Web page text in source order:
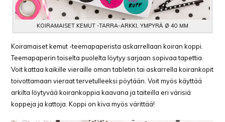
KOIRAMAISET KEMUT -TARRA-ARKKI, YMPYRÄ Ø 40 MM
Koiramaiset kemut -teemapaperista askarrellaan koiran koppi.
Teemapaperin toiselta puolelta löytyy sarjaan sopivaa tapettia.
Voit kattaa kaikille vieraille oman tabletin tai askarrella koirankopit
toivottamaan vieraat tervetulleeksi pöytään. Voit myös käyttää
arkilta löytyvää koirankoppia kaavana ja taiteilla eri värisiä
koppeja ja kattoja. Koppi on kiva myös värittää!